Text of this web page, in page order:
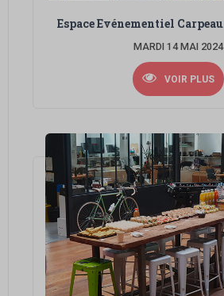
MARDI 14 MAI 2024
VOIR PLUS